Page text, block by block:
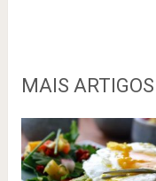
MAIS